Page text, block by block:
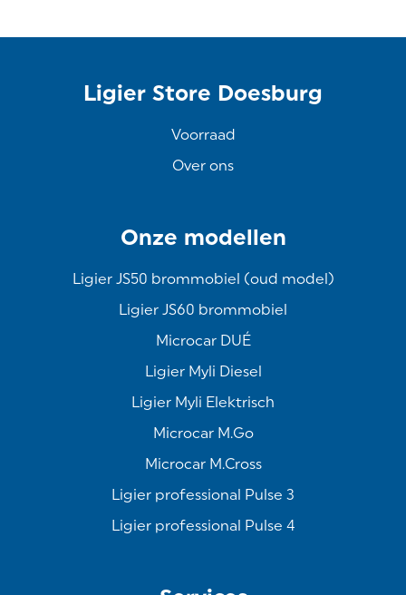
Ligier Store Doesburg
Voorraad
Over ons
Onze modellen
Ligier JS50 brommobiel (oud model)
Ligier JS60 brommobiel
Microcar DUÉ
Ligier Myli Diesel
Ligier Myli Elektrisch
Microcar M.Go
Microcar M.Cross
Ligier professional Pulse 3
Ligier professional Pulse 4